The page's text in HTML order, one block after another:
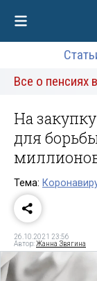
Все о пенсиях
На
для
Тема:
26.10.2021 23:56
Автор:Жанна Звягина